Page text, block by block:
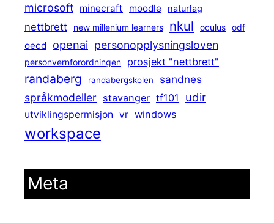
microsoft minecraft moodle naturfag
nettbrett new millenium learners nkul oculus odf
oecd openai personopplysningsloven
personvernforordningen prosjekt "nettbrett"
randaberg randabergskolen
sandnes
språkmodeller stavanger tf101 udir
utviklingspermisjon vr windows
workspace
Meta